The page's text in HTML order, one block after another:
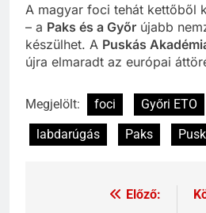
A magyar foci tehát kettőből
– a Paks és a Győr újabb
készülhet. A Puskás
újra elmaradt az európai
Megjelölt: foci Győri ETO
labdarúgás
Paks
Előző: